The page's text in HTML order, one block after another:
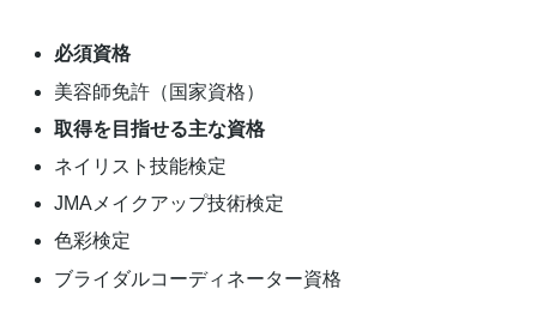
必須資格
美容師免許（国家資格）
取得を目指せる主な資格
ネイリスト技能検定
JMAメイクアップ技術検定
色彩検定
ブライダルコーディネーター資格